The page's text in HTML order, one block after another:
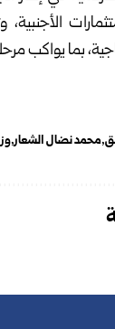
بما يواكب
محمد نضال الشعار